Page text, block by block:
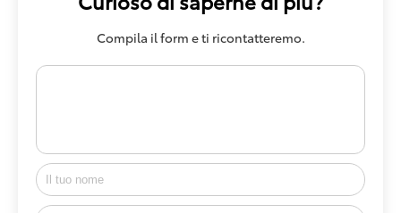
Compila il form e ti ricontatteremo.